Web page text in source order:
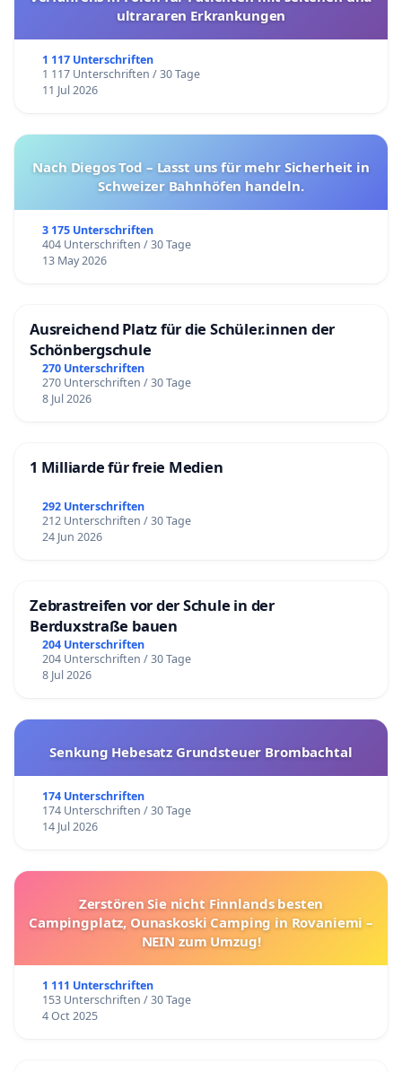
ultrararen Erkrankungen
1 117 Unterschriften
1 117 Unterschriften / 30 Tage
11 Jul 2026
Nach Diegos Tod – Lasst uns für mehr Sicherheit in
Schweizer Bahnhöfen handeln.
3 175 Unterschriften
404 Unterschriften / 30 Tage
13 May 2026
Ausreichend Platz für die Schüler.innen der
Schönbergschule
270 Unterschriften
270 Unterschriften / 30 Tage
8 Jul 2026
1 Milliarde für freie Medien
292 Unterschriften
212 Unterschriften / 30 Tage
24 Jun 2026
Zebrastreifen vor der Schule in der
Berduxstraße bauen
204 Unterschriften
204 Unterschriften / 30 Tage
8 Jul 2026
Senkung Hebesatz Grundsteuer Brombachtal
174 Unterschriften
174 Unterschriften / 30 Tage
14 Jul 2026
Zerstören Sie nicht Finnlands besten
Campingplatz, Ounaskoski Camping in Rovaniemi –
NEIN zum Umzug!
1 111 Unterschriften
153 Unterschriften / 30 Tage
4 Oct 2025